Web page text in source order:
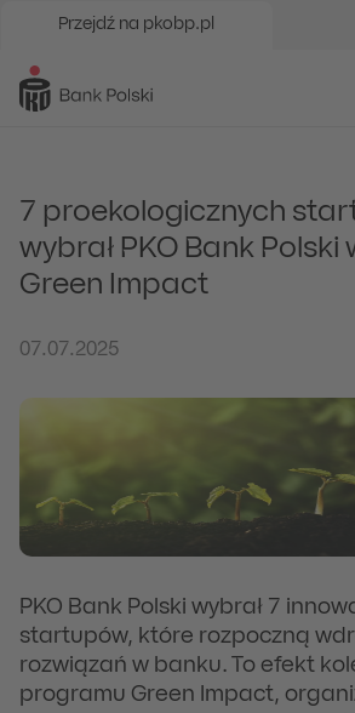
Przejdź na pkobp.pl
7 proekologicznych
wybrał PKO Bank
Green Impact
07.07.2025
PKO Bank Polski wybrał 7
startupów, które rozpoczną
rozwiązań w banku. To efekt
programu Green Impact,